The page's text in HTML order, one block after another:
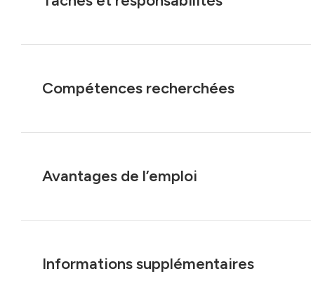
Compétences recherchées
Avantages de l’emploi
Informations supplémentaires